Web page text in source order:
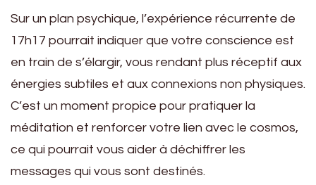
Sur un plan psychique, l’expérience récurrente de
17h17 pourrait indiquer que votre conscience est
en train de s’élargir, vous rendant plus réceptif aux
énergies subtiles et aux connexions non physiques.
C’est un moment propice pour pratiquer la
méditation et renforcer votre lien avec le cosmos,
ce qui pourrait vous aider à déchiffrer les
messages qui vous sont destinés.